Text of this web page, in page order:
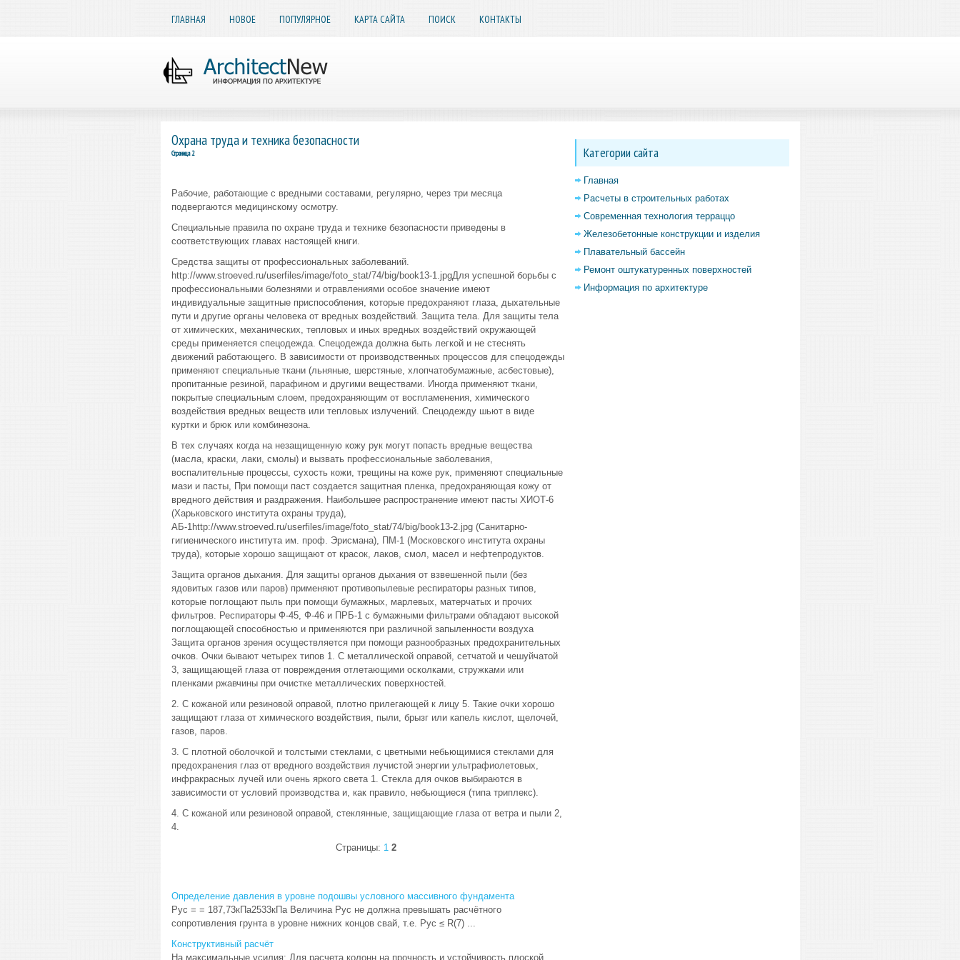
ГЛАВНАЯ НОВОЕ ПОПУЛЯРНОЕ КАРТА САЙТА ПОИСК КОНТАКТЫ
Охрана труда и техника безопасности
Страница 2
Рабочие, работающие с вредными составами, регулярно, через три месяца
подвергаются медицинскому осмотру.
Специальные правила по охране труда и технике безопасности приведены в
соответствующих главах настоящей книги.
Средства защиты от профессиональных заболеваний.
http://www.stroeved.ru/userfiles/image/foto_stat/74/big/book13-1.jpgДля успешной борьбы с
профессиональными болезнями и отравлениями особое значение имеют
индивидуальные защитные приспособления, которые предохраняют глаза, дыхательные
пути и другие органы человека от вредных воздействий. Защита тела. Для защиты тела
от химических, механических, тепловых и иных вредных воздействий окружающей
среды применяется спецодежда. Спецодежда должна быть легкой и не стеснять
движений работающего. В зависимости от производственных процессов для спецодежды
применяют специальные ткани (льняные, шерстяные, хлопчатобумажные, асбестовые),
пропитанные резиной, парафином и другими веществами. Иногда применяют ткани,
покрытые специальным слоем, предохраняющим от воспламенения, химического
воздействия вредных веществ или тепловых излучений. Спецодежду шьют в виде
куртки и брюк или комбинезона.
В тех случаях когда на незащищенную кожу рук могут попасть вредные вещества
(масла, краски, лаки, смолы) и вызвать профессиональные заболевания,
воспалительные процессы, сухость кожи, трещины на коже рук, применяют специальные
мази и пасты, При помощи паст создается защитная пленка, предохраняющая кожу от
вредного действия и раздражения. Наибольшее распространение имеют пасты ХИОТ-6
(Харьковского института охраны труда),
АБ-1http://www.stroeved.ru/userfiles/image/foto_stat/74/big/book13-2.jpg (Санитарно-
гигиенического института им. проф. Эрисмана), ПМ-1 (Московского института охраны
труда), которые хорошо защищают от красок, лаков, смол, масел и нефтепродуктов.
Защита органов дыхания. Для защиты органов дыхания от взвешенной пыли (без
ядовитых газов или паров) применяют противопылевые респираторы разных типов,
которые поглощают пыль при помощи бумажных, марлевых, матерчатых и прочих
фильтров. Респираторы Ф-45, Ф-46 и ПРБ-1 с бумажными фильтрами обладают высокой
поглощающей способностью и применяются при различной запыленности воздуха
Защита органов зрения осуществляется при помощи разнообразных предохранительных
очков. Очки бывают четырех типов 1. С металлической оправой, сетчатой и чешуйчатой
3, защищающей глаза от повреждения отлетающими осколками, стружками или
пленками ржавчины при очистке металлических поверхностей.
2. С кожаной или резиновой оправой, плотно прилегающей к лицу 5. Такие очки хорошо
защищают глаза от химического воздействия, пыли, брызг или капель кислот, щелочей,
газов, паров.
3. С плотной оболочкой и толстыми стеклами, с цветными небьющимися стеклами для
предохранения глаз от вредного воздействия лучистой энергии ультрафиолетовых,
инфракрасных лучей или очень яркого света 1. Стекла для очков выбираются в
зависимости от условий производства и, как правило, небьющиеся (типа триплекс).
4. С кожаной или резиновой оправой, стеклянные, защищающие глаза от ветра и пыли 2,
4.
Страницы: 1 2
Определение давления в уровне подошвы условного массивного фундамента
Pус = = 187,73кПа2533кПа Величина Pус не должна превышать расчётного
сопротивления грунта в уровне нижних концов свай, т.е. Pус ≤ R(7) ...
Конструктивный расчёт
На максимальные усилия: Для расчета колонн на прочность и устойчивость плоской
Категории сайта
Главная
Расчеты в строительных работах
Современная технология терраццо
Железобетонные конструкции и изделия
Плавательный бассейн
Ремонт оштукатуренных поверхностей
Информация по архитектуре